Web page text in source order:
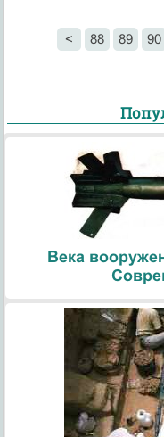
< 88 89 90
Века